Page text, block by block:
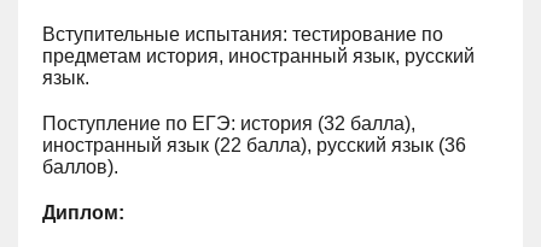
Вступительные испытания: тестирование по
предметам история, иностранный язык, русский
язык.
Поступление по ЕГЭ: история (32 балла),
иностранный язык (22 балла), русский язык (36
баллов).
Диплом: